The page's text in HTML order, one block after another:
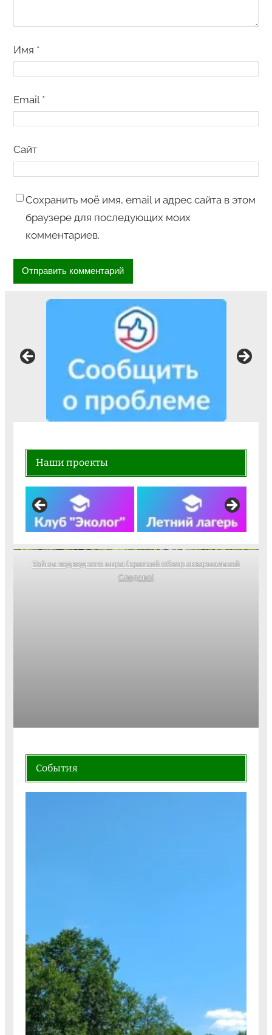
Имя *
Email *
Сайт
Сохранить моё имя, email и адрес сайта в этом
браузере для последующих моих
комментариев.
Наши проекты
Тайны подводного мира (краткий обзор аквариальной
Следово)
События